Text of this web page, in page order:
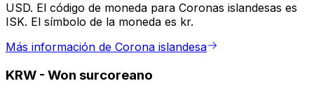
USD. El código de moneda para Coronas islandesas es
ISK. El símbolo de la moneda es kr.
Más información de Corona islandesa
KRW - Won surcoreano